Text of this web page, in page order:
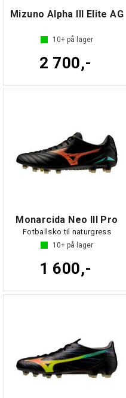
Mizuno Alpha III Elite AG
10+ på lager
2 700,-
Monarcida Neo III Pro
Fotballsko til naturgress
10+ på lager
1 600,-